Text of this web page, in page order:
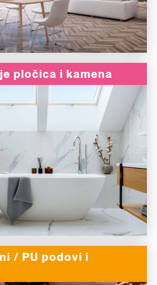
pločica i kamena
/ PU podovi i